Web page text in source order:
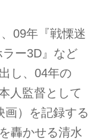
09年『戦慄迷
ー3D』など
し、04年の
人監督として
画）を記録する
轟かせる清水